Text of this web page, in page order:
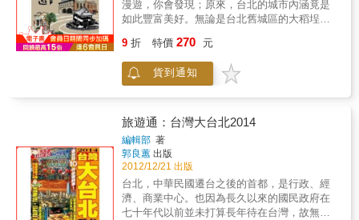
止於消費面的吃與買、買與吃，也可以換個角
度，從今日現存的場域與店鋪，去明白他們之
於這片土地的過往與趣味。增修版的《台北小
埕以老屋改造的百年老屋茶館、東區和青田街
上舊公寓變身的書店、餐館等店家；另外還介
紹台北最藝文的新空間─松菸、華山、四四南村
的生活中，更愛上這城市的緩慢和樂活。
漫遊，你會發現；原來，台北的城市內涵竟是
如此豐富美好。無論是台北舊城區的大稻埕、
及民間藝文團體的參與後，紛紛找到了新的價
值。好比青田街裡的日式古屋變身特色咖啡
館，迪化街的閩式街屋轉化為書坊、茶樓，中
活態度與風格訴求，在文化保存和創意產業
中，逐步打造心目中的理想之都。《台北故事
遊》以慢遊的概念，規劃了24條適宜尋幽訪勝
的散步路線，帶你閱讀台北各具特色的歷史場
域與建築古蹟，愜意品嚐美味的台灣小吃，並
探索隱藏在巷弄間的個性小店，相信你也會愛
上這座充滿故事的城市。
9 折 特價 270 元
貨到通知
旅遊通：台灣大台北2014
編輯部 著
郭良蕙 出版
2012/12/21 出版
台北，中華民國遷台之後的首都，是行政、經
濟、商業中心。也因為長久以來的國民政府在
七十年代以前並未打算長年待在台灣，故無論